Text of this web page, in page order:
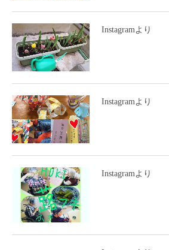
Instagramより
Instagramより
Instagramより